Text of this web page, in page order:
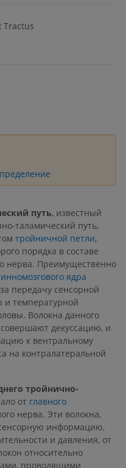
Tractus
путь, известный
таламический путь,
тройничной петли,
порядка в составе
нерва. Преимущественно
ядра
передачу сенсорной
и температурной
Волокна данного
декуссацию, и
к вентральному
на контралатеральной
тройнично-
от главного
нерва. Эти волокна,
информацию,
и давления, от
относительно
проводящими